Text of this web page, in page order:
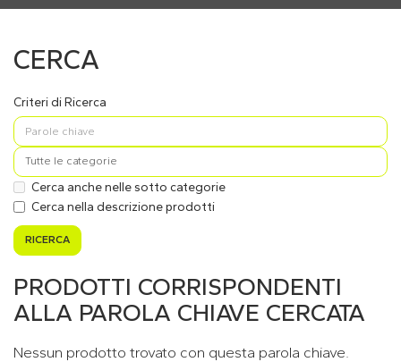
CERCA
Criteri di Ricerca
Cerca anche nelle sotto categorie
Cerca nella descrizione prodotti
PRODOTTI CORRISPONDENTI
ALLA PAROLA CHIAVE CERCATA
Nessun prodotto trovato con questa parola chiave.